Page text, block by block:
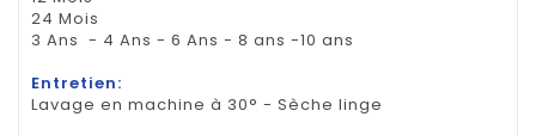
24 Mois
3 Ans - 4 Ans - 6 Ans - 8 ans -10 ans
Entretien:
Lavage en machine à 30° - Sèche linge